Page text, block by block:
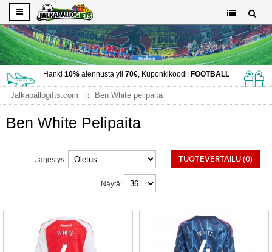
Hanki 10%alennusta yli 70€, Kuponkikoodi: FOOTBALL
Jalkapallogifts.com Ben White pelipaita
Ben White Pelipaita
TUOTEVERTAILU (0)
Järjestys:
Näytä: